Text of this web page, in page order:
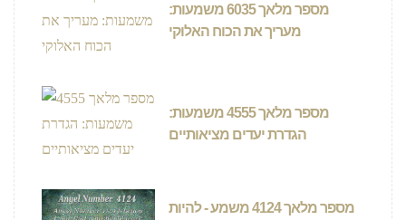
מספר מלאך 6035 משמעות:
מעריך את הכוח האלוקי
מספר מלאך 4555 משמעות:
הגדרת יעדים מציאותיים
מספר מלאך 4124 משמע - להיות